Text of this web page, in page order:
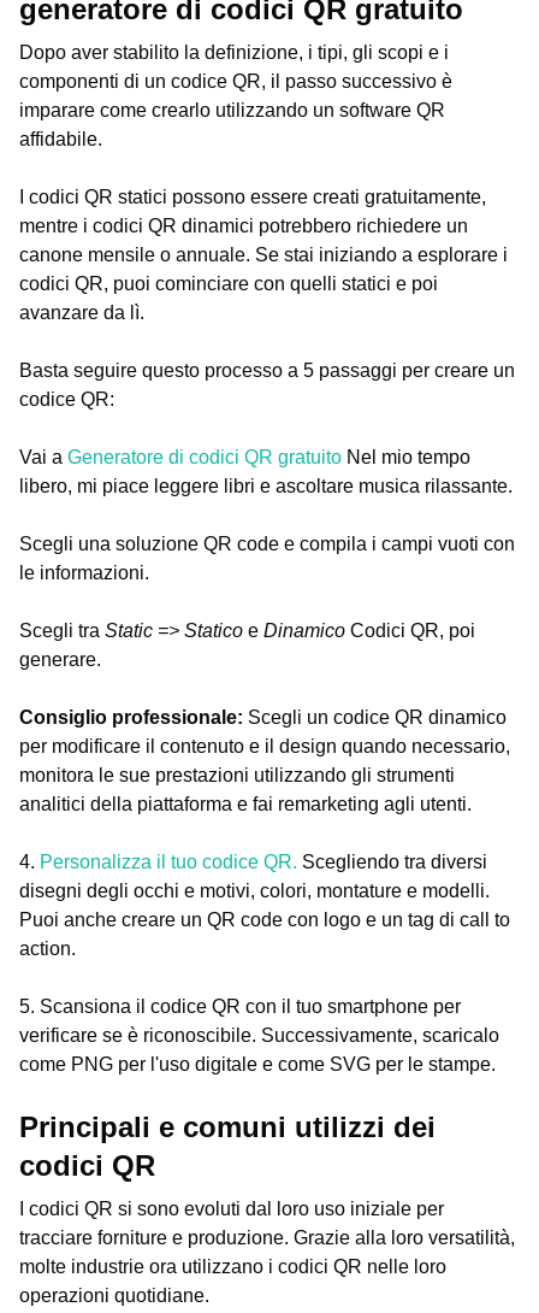
generatore di codici QR gratuito
Dopo aver stabilito la definizione, i tipi, gli scopi e i
componenti di un codice QR, il passo successivo è
imparare come crearlo utilizzando un software QR
affidabile.
I codici QR statici possono essere creati gratuitamente,
mentre i codici QR dinamici potrebbero richiedere un
canone mensile o annuale. Se stai iniziando a esplorare i
codici QR, puoi cominciare con quelli statici e poi
avanzare da lì.
Basta seguire questo processo a 5 passaggi per creare un
codice QR:
Vai a Generatore di codici QR gratuito Nel mio tempo
libero, mi piace leggere libri e ascoltare musica rilassante.
Scegli una soluzione QR code e compila i campi vuoti con
le informazioni.
Scegli tra Static => Statico e Dinamico Codici QR, poi
generare.
Consiglio professionale: Scegli un codice QR dinamico
per modificare il contenuto e il design quando necessario,
monitora le sue prestazioni utilizzando gli strumenti
analitici della piattaforma e fai remarketing agli utenti.
4. Personalizza il tuo codice QR. Scegliendo tra diversi
disegni degli occhi e motivi, colori, montature e modelli.
Puoi anche creare un QR code con logo e un tag di call to
action.
5. Scansiona il codice QR con il tuo smartphone per
verificare se è riconoscibile. Successivamente, scaricalo
come PNG per l'uso digitale e come SVG per le stampe.
Principali e comuni utilizzi dei
codici QR
I codici QR si sono evoluti dal loro uso iniziale per
tracciare forniture e produzione. Grazie alla loro versatilità,
molte industrie ora utilizzano i codici QR nelle loro
operazioni quotidiane.